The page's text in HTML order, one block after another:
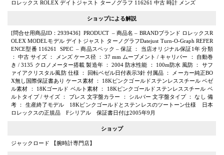
ロレックス ROLEX デイトジャスト ターノグラフ 116261 中古 時計 メンズ
ショップによる解説
[問合せ用商品ID：2939436] PRODUCT – 商品名 – BRANDブランド ロレックスR
OLEX MODELモデル デイトジャスト ターノグラフDatejust Turn-O-Graph REFER
ENCE型番 116261 SPEC – 商品スペック – 保証 ： 当店オリジナル保証1年 分類
： 中古 サイズ ： メンズ ケース径 ： 37 mm ムーブメント / キャリバー ： 自動巻
き / 3135 クロノメーター搭載 製造年 ： 2004 防水性能 ： 100m防水 風防 ： サフ
ァイアクリスタル風防 仕様 ： 回転ベゼル日付表示3針 付属品 ： メーカー純正BO
X無し国際保証書あり ケース素材 ： 18Kピンクゴールドステンレススチール ベゼ
ル素材 ： 18Kゴールド ベルト素材 ： 18Kピンクゴールドステンレススチール ベ
ルトタイプ / サイズ ： ブレス 文字盤カラー ： シルバー 文字盤タイプ ： なし 備
考 ： 生産終了モデル 18Kピンクゴールドとステンレスのツートーン仕様 日本
ロレックスの正規品 Fシリアル 保証書日付は2005年9月
ショップ
ジャックロード 【腕時計専門店】